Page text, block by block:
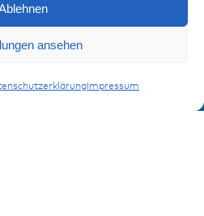
ansehen
Impressum
Kappen und Abdeckungen